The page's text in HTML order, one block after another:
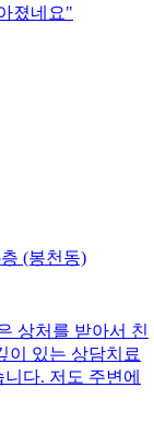
졌네요"
(봉천동)
상처를 받아서 친
이 있는 상담치료
다. 저도 주변에